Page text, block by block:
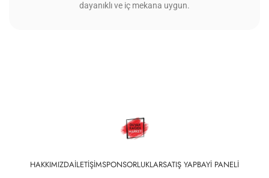
dayanıklı ve iç mekana uygun.
HAKKIMIZDAİLETIŞIMSPONSORLUKLARSATIŞ YAPBAYI PANELI